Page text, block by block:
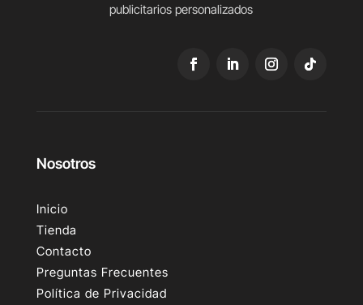
publicitarios personalizados
Nosotros
Inicio
Tienda
Contacto
Preguntas Frecuentes
Política de Privacidad